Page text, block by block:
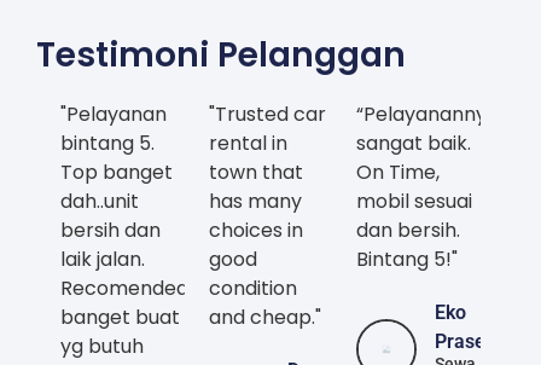
Testimoni Pelanggan
"Pelayanan
bintang 5.
Top banget
dah..unit
bersih dan
laik jalan.
Recomended
banget buat
yg butuh
"Trusted car
rental in
town that
has many
choices in
good
condition
and cheap."
“Pelayanannya
sangat baik.
On Time,
mobil sesuai
dan bersih.
Bintang 5!"
Eko
Prasetya